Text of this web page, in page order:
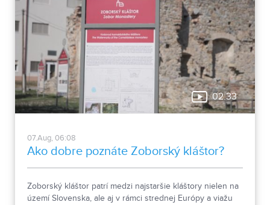
02:33
07.Aug, 06:08
Ako dobre poznáte Zoborský kláštor?
Zoborský kláštor patrí medzi najstaršie kláštory nielen na
území Slovenska, ale aj v rámci strednej Európy a viažu